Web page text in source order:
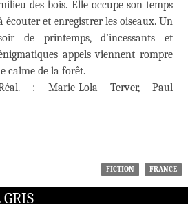
des bois. Elle occupe son temps
écouter et enregistrer les oiseaux. Un
de printemps, d’incessants et
appels viennent rompre
calme de la forêt.
: Marie-Lola Terver, Paul
FICTION FRANCE